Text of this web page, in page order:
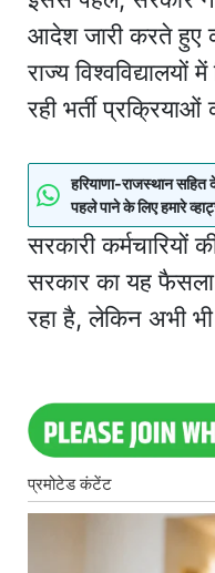
आदेश जारी करते हुए
राज्य
रही भर्ती प्रक्रियाओं
हरियाणा-राजस्थान
पहले पाने के लिए हमारे
सरकारी कर्मचारियों
सरकार का यह फैसला
रहा है, लेकिन अभी